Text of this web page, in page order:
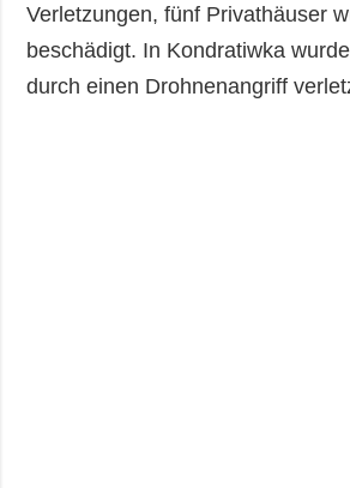
Verletzungen, fünf Privathäuser
beschädigt. In Kondratiwka
durch einen Drohnenangriff